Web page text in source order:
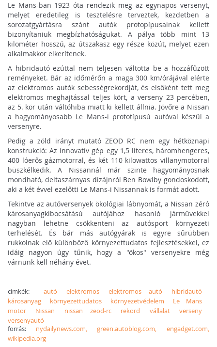
Le Mans-ban 1923 óta rendezik meg az egynapos versenyt,
melyet eredetileg is tesztelésre terveztek, kezdetben a
sorozatgyártásra szánt autók protopípusainak kellett
bizonyítaniuk megbízhatóságukat. A pálya több mint 13
kilométer hosszú, az útszakasz egy része közút, melyet ezen
alkalmakkor elkerítenek.
A hibridautó ezúttal nem teljesen váltotta be a hozzáfűzött
reményeket. Bár az időmérőn a maga 300 km/órájával elérte
az elektromos autók sebességrekordját, és elsőként tett meg
elektromos meghajtással teljes kört, a verseny 23 percében,
az 5. kör után váltóhiba miatt ki kellett állnia. Jövőre a Nissan
a hagyományosabb Le Mans-i prototípusú autóval készül a
versenyre.
Pedig a zöld irányt mutató ZEOD RC nem egy hétköznapi
konstrukció: Az innovatív gép egy 1,5 literes, háromhengeres,
400 lóerős gázmotorral, és két 110 kilowattos villanymotorral
büszkélkedik. A Nissannál már szinte hagyományosnak
mondható, deltaszárnyas dizájnról Ben Bowlby gondoskodott,
aki a két évvel ezelőtti Le Mans-i Nissannak is formát adott.
Tekintve az autóversenyek ökológiai lábnyomát, a Nissan zéró
károsanyagkibocsátású autójához hasonló járművekkel
nagyban lehetne csökkenteni az autósport környezeti
terhelését. És bár más autógyárak is egyre sűrübben
rukkolnak elő különböző környezettudatos fejlesztésekkel, ez
idáig nagyon úgy tűnik, hogy a "ökos" versenyekre még
várnunk kell néhány évet.
címkék: autó elektromos elektromos autó
hibridautó
károsanyag
környezettudatos környezetvédelem
Le Mans
motor
Nissan nissan zeod-rc rekord vállalat
verseny
versenyautó
forrás: nydailynews.com, green.autoblog.com, engadget.com,
wikipedia.org